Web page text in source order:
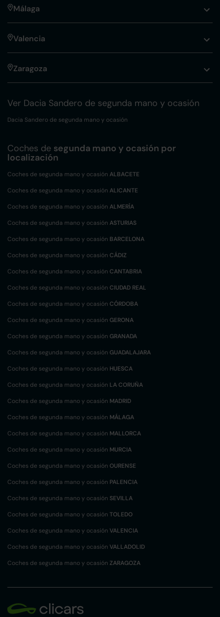
Málaga
Valencia
Zaragoza
Ver Dacia Sandero de segunda mano y ocasión
Dacia Sandero de segunda mano y ocasión
Coches de segunda mano y ocasión por
localización
Coches de segunda mano y ocasión ALBACETE
Coches de segunda mano y ocasión ALICANTE
Coches de segunda mano y ocasión ALMERÍA
Coches de segunda mano y ocasión ASTURIAS
Coches de segunda mano y ocasión BARCELONA
Coches de segunda mano y ocasión CÁDIZ
Coches de segunda mano y ocasión CANTABRIA
Coches de segunda mano y ocasión CIUDAD REAL
Coches de segunda mano y ocasión CÓRDOBA
Coches de segunda mano y ocasión GERONA
Coches de segunda mano y ocasión GRANADA
Coches de segunda mano y ocasión GUADALAJARA
Coches de segunda mano y ocasión HUESCA
Coches de segunda mano y ocasión LA CORUÑA
Coches de segunda mano y ocasión MADRID
Coches de segunda mano y ocasión MÁLAGA
Coches de segunda mano y ocasión MALLORCA
Coches de segunda mano y ocasión MURCIA
Coches de segunda mano y ocasión OURENSE
Coches de segunda mano y ocasión PALENCIA
Coches de segunda mano y ocasión SEVILLA
Coches de segunda mano y ocasión TOLEDO
Coches de segunda mano y ocasión VALENCIA
Coches de segunda mano y ocasión VALLADOLID
Coches de segunda mano y ocasión ZARAGOZA